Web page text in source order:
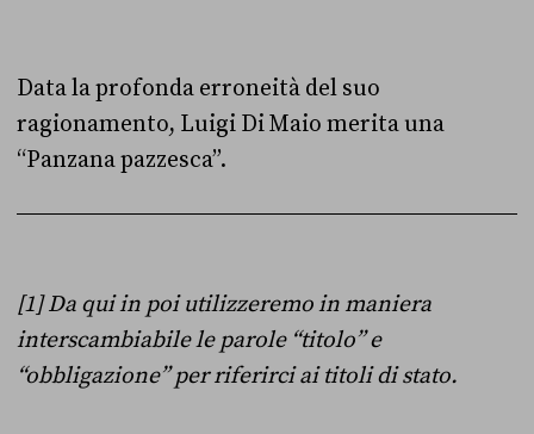
Data la profonda erroneità del suo
ragionamento, Luigi Di Maio merita una
“Panzana pazzesca”.
[1] Da qui in poi utilizzeremo in maniera
interscambiabile le parole “titolo” e
“obbligazione” per riferirci ai titoli di stato.